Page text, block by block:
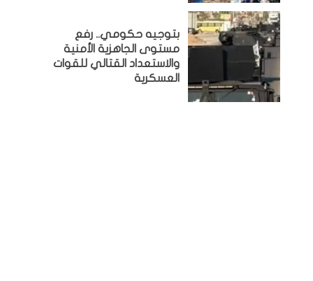
بتوجيه حكومي.. رفع
مستوى الجاهزية الأمنية
والاستعداد القتالي للقوات
العسكرية